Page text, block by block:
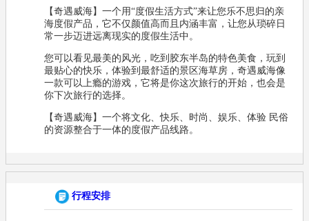
【奇遇威海】一个用“度假生活方式”来让您乐不思归的亲
海度假产品，它不仅颜值高而且内涵丰富，让您从琐碎日
常一步迈进远离现实的度假生活中。
您可以看见最美的风光，吃到胶东半岛的特色美食，玩到
最贴心的快乐，体验到最舒适的景区海草房，奇遇威海像
一款可以上瘾的游戏，它将是你这次旅行的开始，也会是
你下次旅行的选择。
【奇遇威海】一个将文化、快乐、时尚、娱乐、体验 民俗
的资源整合于一体的度假产品线路。
行程安排